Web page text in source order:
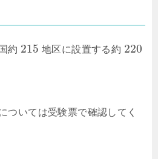
約 215 地区に設置する約 220
いては受験票で確認してく